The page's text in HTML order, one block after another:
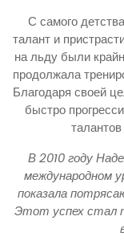
С самого
талант и
на льду были
продолжала
Благодаря своей
быстро
В 2010 году
международном
показала
Этот успех стал